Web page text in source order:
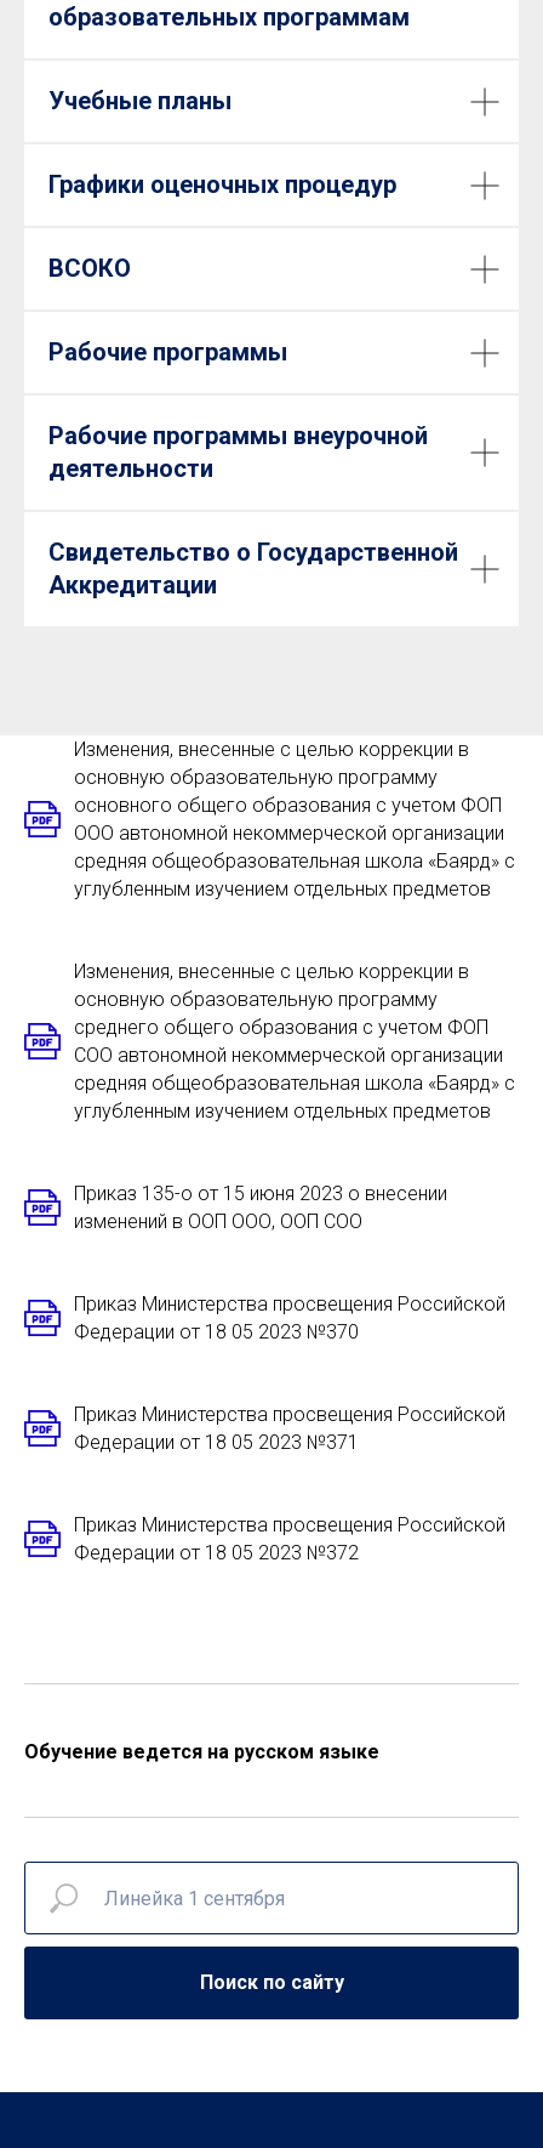
образовательных программам
Учебные планы
Графики оценочных процедур
ВСОКО
Рабочие программы
Рабочие программы внеурочной
деятельности
Свидетельство о Государственной
Аккредитации
Изменения, внесенные с целью коррекции в
основную образовательную программу
основного общего образования с учетом ФОП
ООО автономной некоммерческой организации
средняя общеобразовательная школа «Баярд» с
углубленным изучением отдельных предметов
Изменения, внесенные с целью коррекции в
основную образовательную программу
среднего общего образования с учетом ФОП
СОО автономной некоммерческой организации
средняя общеобразовательная школа «Баярд» с
углубленным изучением отдельных предметов
Приказ 135-о от 15 июня 2023 о внесении
изменений в ООП ООО, ООП СОО
Приказ Министерства просвещения Российской
Федерации от 18 05 2023 №370
Приказ Министерства просвещения Российской
Федерации от 18 05 2023 №371
Приказ Министерства просвещения Российской
Федерации от 18 05 2023 №372
Обучение ведется на русском языке
Поиск по сайту